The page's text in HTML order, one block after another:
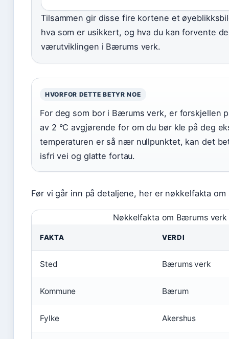
Tilsammen gir disse fire kortene et
hva som er usikkert, og hva du kan forvente
værutviklingen i Bærums verk.
HVORFOR DETTE BETYR NOE
For deg som bor i Bærums verk, er forskjellen
av 2 °C avgjørende for om du bør kle på deg
temperaturen er så nær nullpunktet, kan det
isfri vei og glatte fortau.
Før vi går inn på detaljene, her er nøkkelfakta
Nøkkelfakta om Bærums verk
FAKTA VERDI
Sted Bærums verk
Kommune Bærum
Fylke Akershus